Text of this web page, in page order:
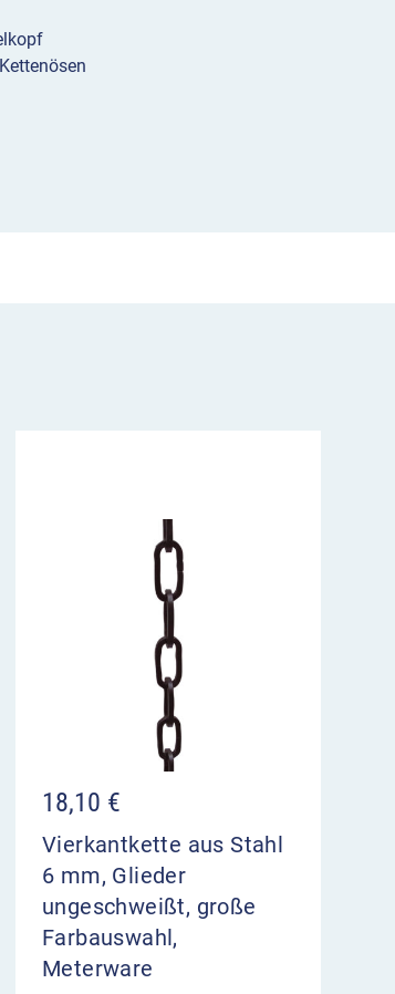
18,10 €
Vierkantkette aus Stahl
6 mm, Glieder
ungeschweißt, große
Farbauswahl,
Meterware